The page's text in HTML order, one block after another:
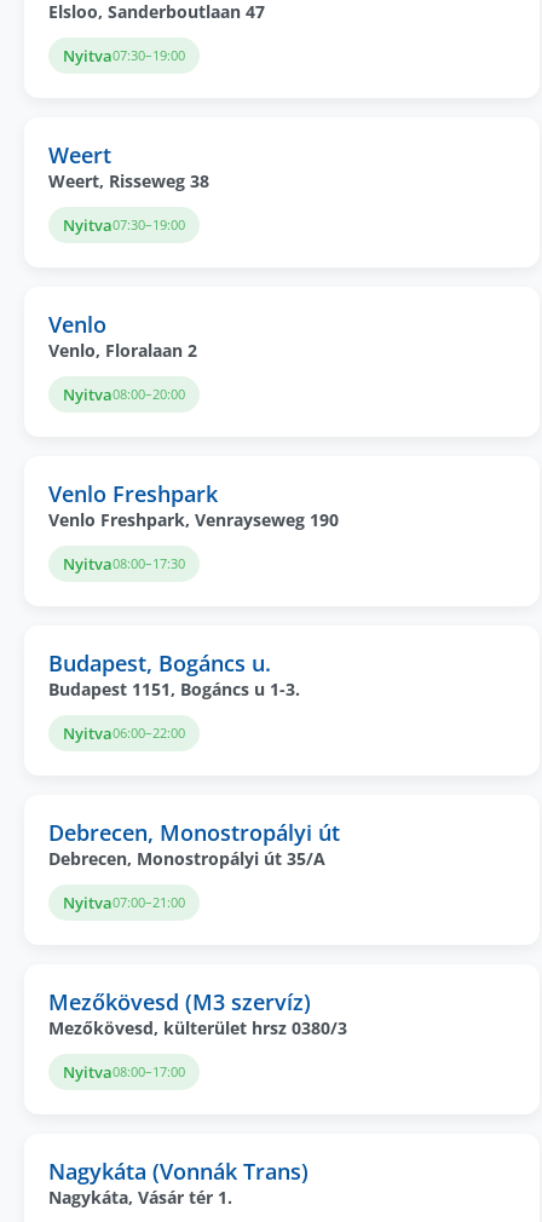
Elsloo, Sanderboutlaan 47
Nyitva07:30–19:00
Weert
Weert, Risseweg 38
Nyitva07:30–19:00
Venlo
Venlo, Floralaan 2
Nyitva08:00–20:00
Venlo Freshpark
Venlo Freshpark, Venrayseweg 190
Nyitva08:00–17:30
Budapest, Bogáncs u.
Budapest 1151, Bogáncs u 1-3.
Nyitva06:00–22:00
Debrecen, Monostropályi út
Debrecen, Monostropályi út 35/A
Nyitva07:00–21:00
Mezőkövesd (M3 szervíz)
Mezőkövesd, külterület hrsz 0380/3
Nyitva08:00–17:00
Nagykáta (Vonnák Trans)
Nagykáta, Vásár tér 1.